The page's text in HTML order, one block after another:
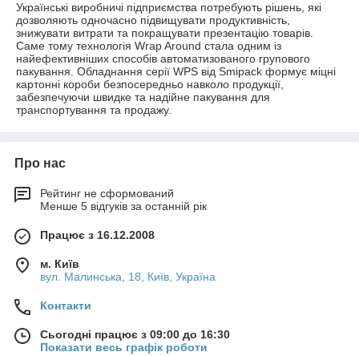
Українські виробничі підприємства потребують рішень, які
дозволяють одночасно підвищувати продуктивність,
знижувати витрати та покращувати презентацію товарів.
Саме тому технологія Wrap Around стала одним із
найефективніших способів автоматизованого групового
пакування. Обладнання серії WPS від Smipack формує міцні
картонні короби безпосередньо навколо продукції,
забезпечуючи швидке та надійне пакування для
транспортування та продажу.
Про нас
Рейтинг не сформований
Менше 5 відгуків за останній рік
Працює з 16.12.2008
м. Київ
вул. Малинська, 18, Київ, Україна
Контакти
Сьогодні працює з 09:00 до 16:30
Показати весь графік роботи